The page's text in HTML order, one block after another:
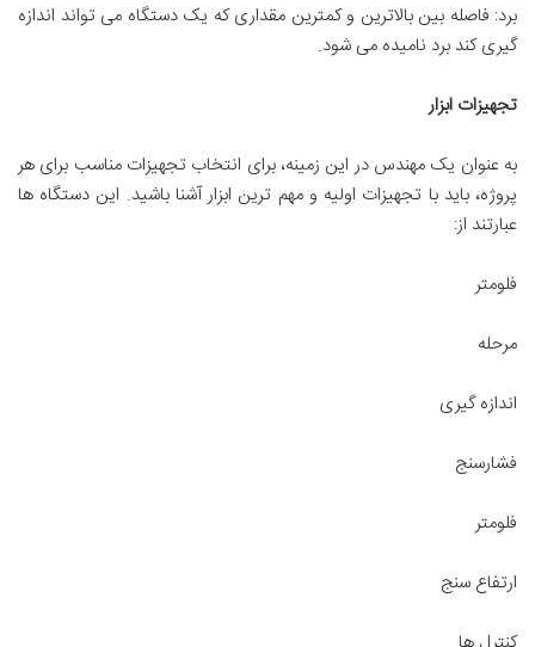
برد: فاصله بین بالاترین و کمترین مقداری که یک دستگاه می تواند اندازه
گیری کند برد نامیده می شود.
تجهیزات ابزار
به عنوان یک مهندس در این زمینه، برای انتخاب تجهیزات مناسب برای هر
پروژه، باید با تجهیزات اولیه و مهم ترین ابزار آشنا باشید. این دستگاه ها
عبارتند از:
فلومتر
مرحله
اندازه گیری
فشارسنج
فلومتر
ارتفاع سنج